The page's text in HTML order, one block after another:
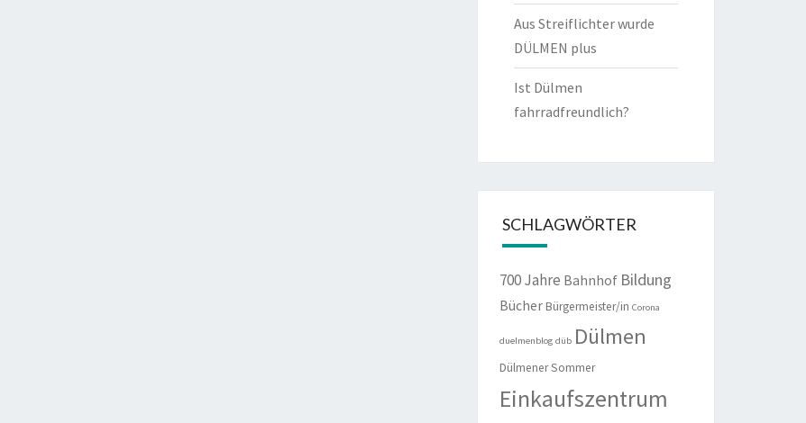
Aus Streiflichter wurde
DÜLMEN plus
Ist Dülmen
fahrradfreundlich?
SCHLAGWÖRTER
700 Jahre Bahnhof Bildung
Bücher Bürgermeister/in Corona
duelmenblog düb Dülmen
Dülmener Sommer
Einkaufszentrum